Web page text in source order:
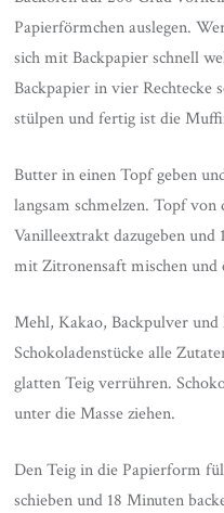
Papierförmchen auslegen.
sich mit Backpapier schnell
Backpapier in vier Rechtecke
stülpen und fertig ist die
Butter in einen Topf geben
langsam schmelzen. Topf
Vanilleextrakt dazugeben
mit Zitronensaft mischen und
Mehl, Kakao, Backpulver
Schokoladenstücke alle
glatten Teig verrühren.
unter die Masse ziehen.
Den Teig in die Papierform
schieben und 18 Minuten